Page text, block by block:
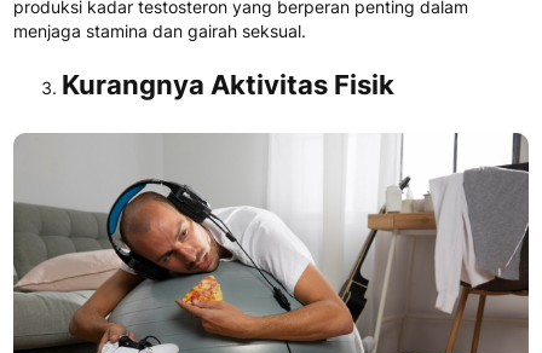
produksi kadar testosteron yang berperan penting dalam
menjaga stamina dan gairah seksual.
Kurangnya Aktivitas Fisik